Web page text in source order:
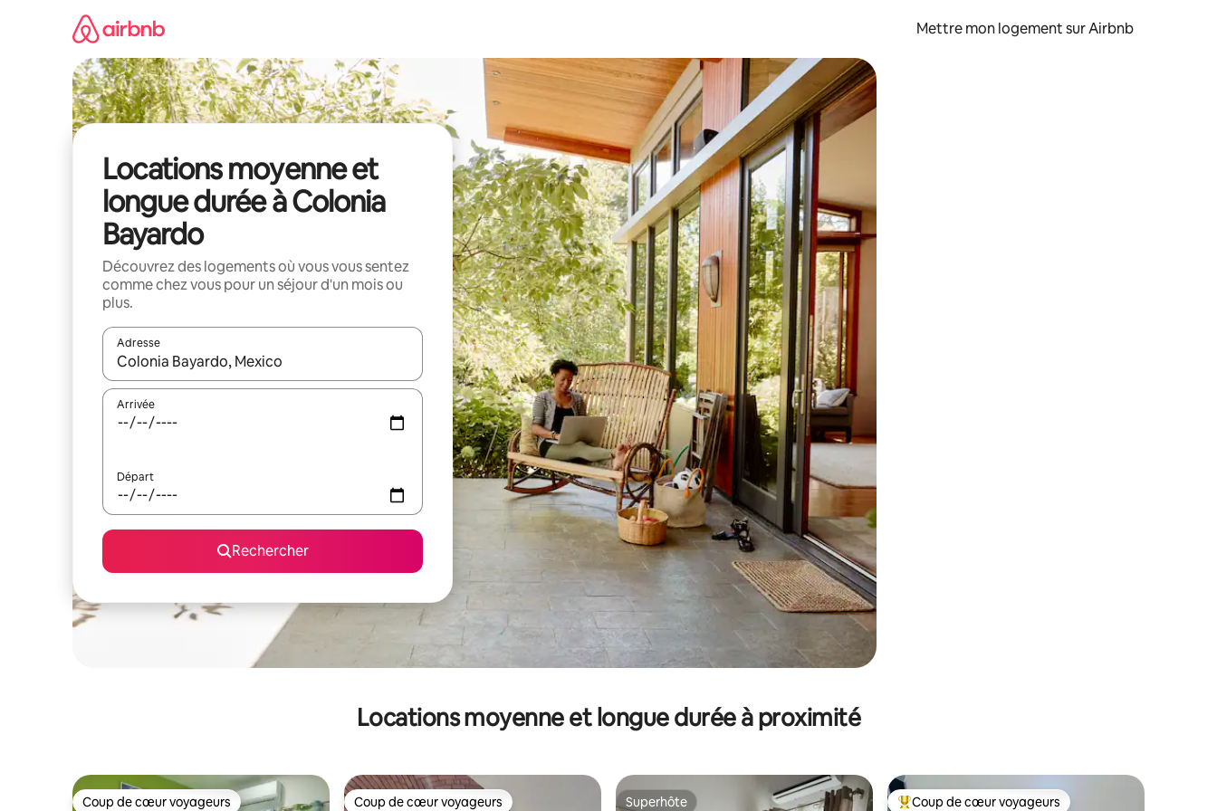
Mettre mon logement sur Airbnb
Locations moyenne et
longue durée à Colonia
Bayardo
Découvrez des logements où vous vous sentez
comme chez vous pour un séjour d'un mois ou
plus.
Adresse
Lorsque les résultats s'affichent, utilisez les flèches vers le haut et vers le bas pour les parcourir ou en appuyant et en faisant glisser.
Arrivée
Départ
Rechercher
Locations moyenne et longue durée à proximité
Coup de cœur voyageurs Coup de cœur voyageurs Superhôte Coup de cœur voyageurs